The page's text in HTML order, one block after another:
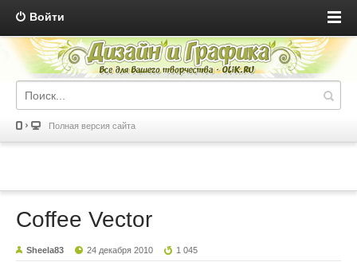
Войти
Полная версия сайта
Coffee Vector
Sheela83 24 декабря 2010 1 045